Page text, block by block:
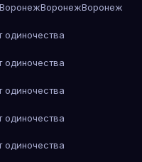
ВоронежВоронежВоронеж